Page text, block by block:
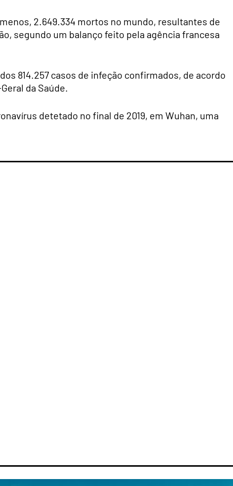
2.649.334 mortos no mundo, resultantes de
segundo um balanço feito pela agência francesa
814.257 casos de infeção confirmados, de acordo
da Saúde.
detetado no final de 2019, em Wuhan, uma